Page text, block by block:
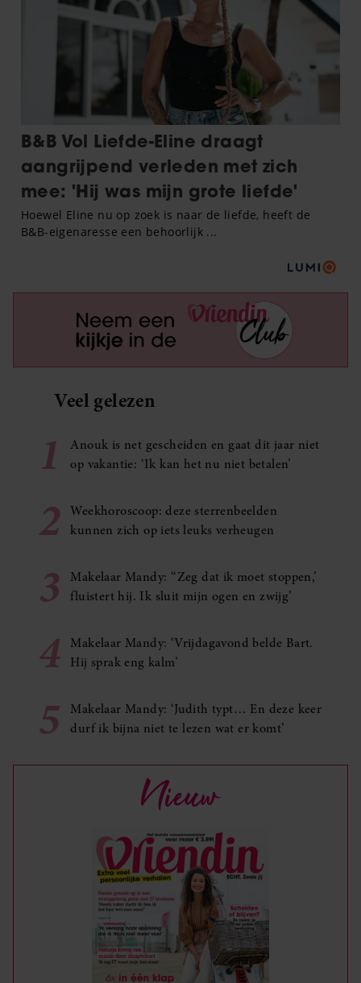
Veel gelezen
1
Anouk is net gescheiden en gaat dit jaar niet
op vakantie: ‘Ik kan het nu niet betalen’
2
Weekhoroscoop: deze sterrenbeelden
kunnen zich op iets leuks verheugen
3
Makelaar Mandy: ‘‘Zeg dat ik moet stoppen,’
fluistert hij. Ik sluit mijn ogen en zwijg’
4
Makelaar Mandy: ‘Vrijdagavond belde Bart.
Hij sprak eng kalm’
5
Makelaar Mandy: ‘Judith typt… En deze keer
durf ik bijna niet te lezen wat er komt’
Nieuw